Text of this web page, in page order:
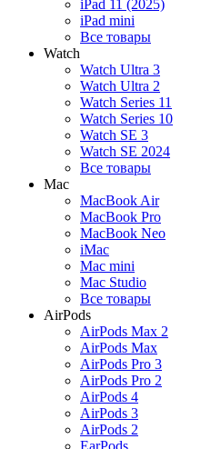
iPad 11 (2025)
iPad mini
Все товары
Watch
Watch Ultra 3
Watch Ultra 2
Watch Series 11
Watch Series 10
Watch SE 3
Watch SE 2024
Все товары
Mac
MacBook Air
MacBook Pro
MacBook Neo
iMac
Mac mini
Mac Studio
Все товары
AirPods
AirPods Max 2
AirPods Max
AirPods Pro 3
AirPods Pro 2
AirPods 4
AirPods 3
AirPods 2
EarPods